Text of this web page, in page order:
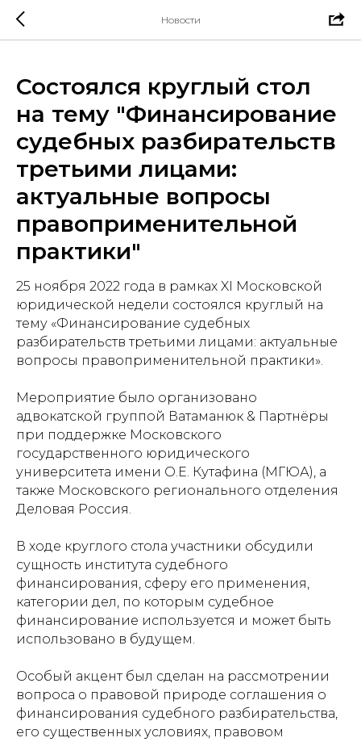
Новости
Состоялся круглый стол
на тему "Финансирование
судебных разбирательств
третьими лицами:
актуальные вопросы
правоприменительной
практики"
25 ноября 2022 года в рамках XI Московской
юридической недели состоялся круглый на
тему «Финансирование судебных
разбирательств третьими лицами: актуальные
вопросы правоприменительной практики».
Мероприятие было организовано
адвокатской группой Ватаманюк & Партнёры
при поддержке Московского
государственного юридического
университета имени О.Е. Кутафина (МГЮА), а
также Московского регионального отделения
Деловая Россия.
В ходе круглого стола участники обсудили
сущность института судебного
финансирования, сферу его применения,
категории дел, по которым судебное
финансирование используется и может быть
использовано в будущем.
Особый акцент был сделан на рассмотрении
вопроса о правовой природе соглашения о
финансирования судебного разбирательства,
его существенных условиях, правовом